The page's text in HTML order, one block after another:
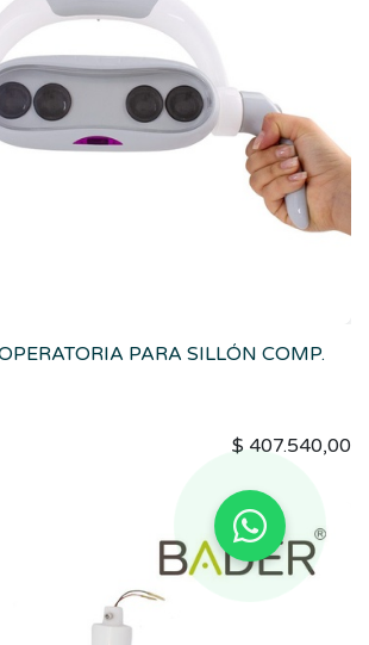
PARA SILLÓN COMP.
$ 407.540,00